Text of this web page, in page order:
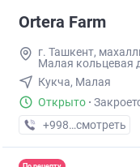
Ortera Farm
г. Ташкент,
Малая кольцевая
Кукча, Малая
Открыто ·
+998 (88) XXX-XX-
смотреть